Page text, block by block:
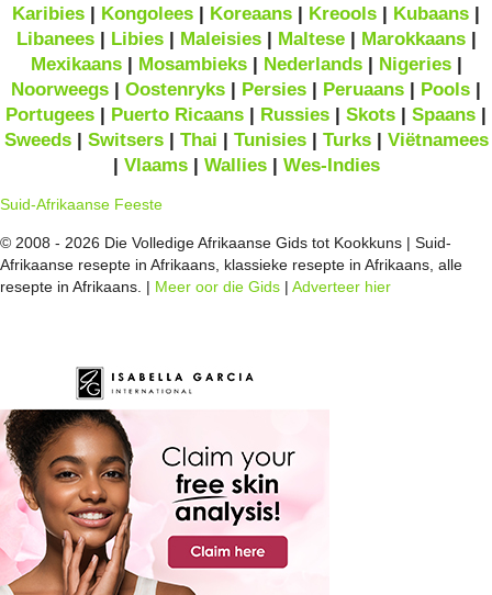
Karibies | Kongolees | Koreaans | Kreools | Kubaans |
Libanees| Libies| Maleisies| Maltese| Marokkaans|
Mexikaans| Mosambieks| Nederlands| Nigeries|
Noorweegs | Oostenryks | Persies | Peruaans | Pools |
Portugees | Puerto Ricaans | Russies | Skots | Spaans |
Sweeds| Switsers| Thai | Tunisies| Turks| Viëtnamees
| Vlaams| Wallies| Wes-Indies
Suid-Afrikaanse Feeste
© 2008 - 2026 Die Volledige Afrikaanse Gids tot Kookkuns | Suid-
Afrikaanse resepte in Afrikaans, klassieke resepte in Afrikaans, alle
resepte in Afrikaans. | Meer oor die Gids | Adverteer hier